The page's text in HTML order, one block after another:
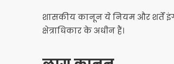
शासकीय कानून ये नियम और शर्तें
क्षेत्राधिकार के अधीन हैं।